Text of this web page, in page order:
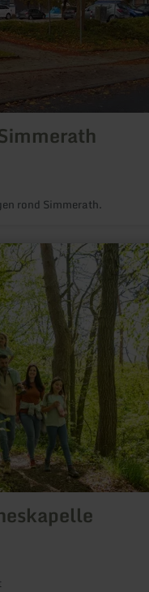
rond Simmerath.